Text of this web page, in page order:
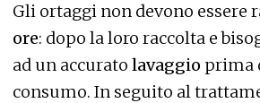
Gli ortaggi non devono essere
ore: dopo la loro raccolta e
ad un accurato lavaggio prima
consumo. In seguito al